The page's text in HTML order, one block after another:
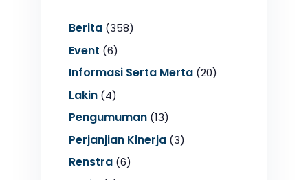
Berita(358)
Event (6)
Informasi Serta Merta(20)
Lakin(4)
Pengumuman(13)
Perjanjian Kinerja(3)
Renstra(6)